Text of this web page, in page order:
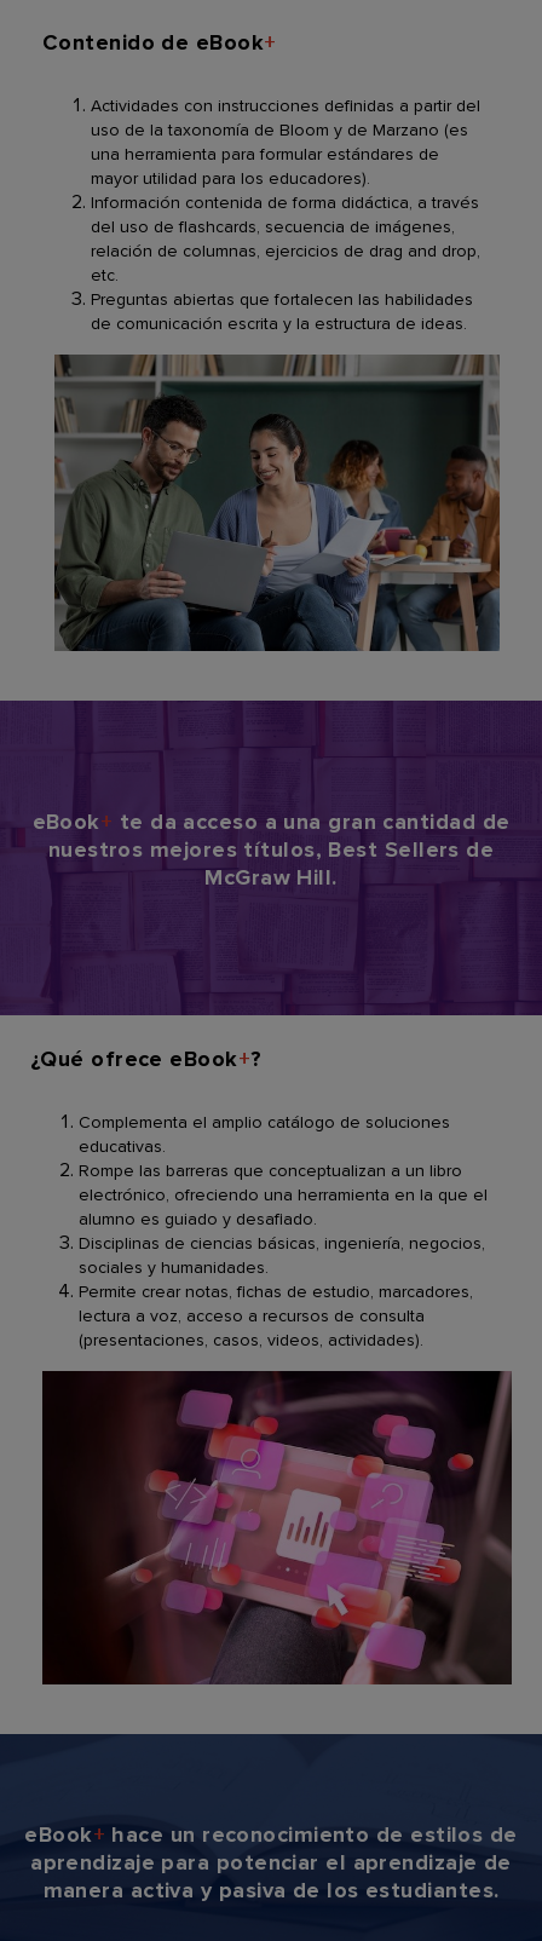
Contenido de eBook+
Actividades con instrucciones definidas a partir del
uso de la taxonomía de Bloom y de Marzano (es
una herramienta para formular estándares de
mayor utilidad para los educadores).
Información contenida de forma didáctica, a través
del uso de flashcards, secuencia de imágenes,
relación de columnas, ejercicios de drag and drop,
etc.
Preguntas abiertas que fortalecen las habilidades
de comunicación escrita y la estructura de ideas.
eBook+ te da acceso a una gran cantidad de
nuestros mejores títulos, Best Sellers de
McGraw Hill.
¿Qué ofrece eBook+?
Complementa el amplio catálogo de soluciones
educativas.
Rompe las barreras que conceptualizan a un libro
electrónico, ofreciendo una herramienta en la que el
alumno es guiado y desafiado.
Disciplinas de ciencias básicas, ingeniería, negocios,
sociales y humanidades.
Permite crear notas, fichas de estudio, marcadores,
lectura a voz, acceso a recursos de consulta
(presentaciones, casos, videos, actividades).
eBook+ hace un reconocimiento de estilos de
aprendizaje para potenciar el aprendizaje de
manera activa y pasiva de los estudiantes.